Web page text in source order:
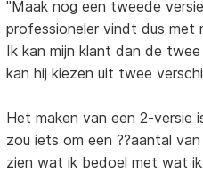
"Maak nog een tweede
professioneler vindt dus met
Ik kan mijn klant dan de
kan hij kiezen uit twee
Het maken van een 2-versie
zou iets om een ??aantal
zien wat ik bedoel met wat